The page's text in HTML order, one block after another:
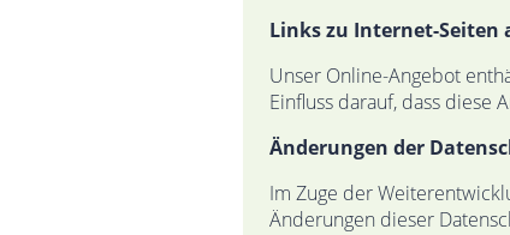
Links zu Internet-Seiten
Unser Online-Angebot
Einfluss darauf, dass diese
Änderungen der
Im Zuge der
Änderungen dieser